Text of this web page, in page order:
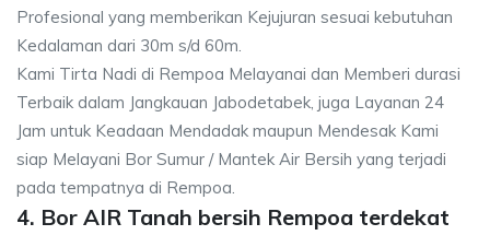
Profesional yang memberikan Kejujuran sesuai kebutuhan
Kedalaman dari 30m s/d 60m.
Kami Tirta Nadi di Rempoa Melayanai dan Memberi durasi
Terbaik dalam Jangkauan Jabodetabek, juga Layanan 24
Jam untuk Keadaan Mendadak maupun Mendesak Kami
siap Melayani Bor Sumur / Mantek Air Bersih yang terjadi
pada tempatnya di Rempoa.
4. Bor AIR Tanah bersih Rempoa terdekat